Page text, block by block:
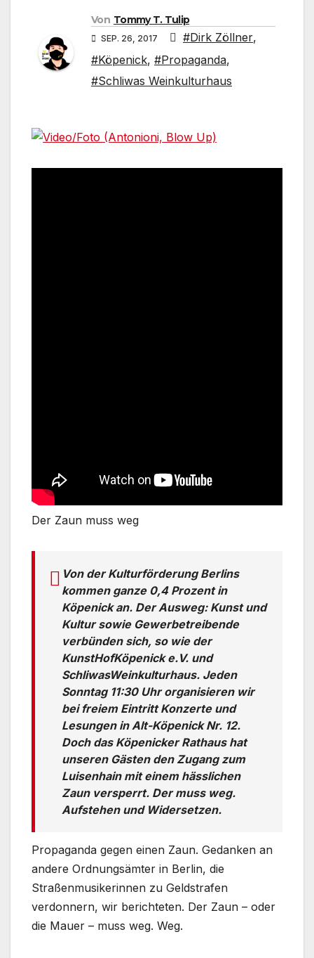
Von Tommy T. Tulip
SEP. 26, 2017 #Dirk Zöllner,
#Köpenick, #Propaganda,
#Schliwas Weinkulturhaus
Der Zaun muss weg
Von der Kulturförderung Berlins
kommen ganze 0,4 Prozent in
Köpenick an. Der Ausweg: Kunst und
Kultur sowie Gewerbetreibende
verbünden sich, so wie der
KunstHofKöpenick e.V. und
SchliwasWeinkulturhaus. Jeden
Sonntag 11:30 Uhr organisieren wir
bei freiem Eintritt Konzerte und
Lesungen in Alt-Köpenick Nr. 12.
Doch das Köpenicker Rathaus hat
unseren Gästen den Zugang zum
Luisenhain mit einem hässlichen
Zaun versperrt. Der muss weg.
Aufstehen und Widersetzen.
Propaganda gegen einen Zaun. Gedanken an
andere Ordnungsämter in Berlin, die
Straßenmusikerinnen zu Geldstrafen
verdonnern, wir berichteten. Der Zaun – oder
die Mauer – muss weg. Weg.